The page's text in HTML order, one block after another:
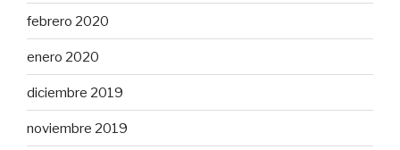
febrero 2020
enero 2020
diciembre 2019
noviembre 2019